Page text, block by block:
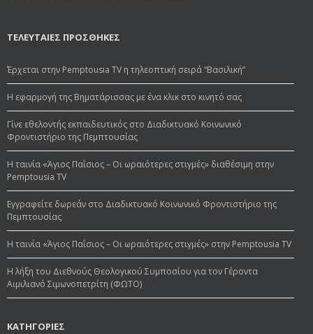
ΤΕΛΕΥΤΑΙΕΣ ΠΡΟΣΘΗΚΕΣ
Έρχεται στην Pemptousia TV η τηλεοπτική σειρά “Βασιλική”
Η εφαρμογή της Βηματάρισσας με ένα κλικ στο κινητό σας
Γίνε εθελοντής εκπαιδευτικός στο Διαδικτυακό Κοινωνικό
Φροντιστήριο της Πεμπτουσίας
Η ταινία «Άγιος Παΐσιος – Οι ωραιότερες στιγμές» διαθέσιμη στην
Pemptousia TV
Εγγραφείτε δωρεάν στο Διαδικτυακό Κοινωνικό Φροντιστήριο της
Πεμπτουσίας
Η ταινία «Άγιος Παΐσιος – Οι ωραιότερες στιγμές» στην Pemptousia TV
Η λήξη του Διεθνούς Θεολογικού Συμποσίου για τον Γέροντα
Αιμιλιανό Σιμωνοπετρίτη (ΦΩΤΟ)
ΚΑΤΗΓΟΡΙΕΣ